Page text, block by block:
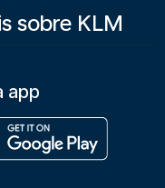
sobre KLM
app